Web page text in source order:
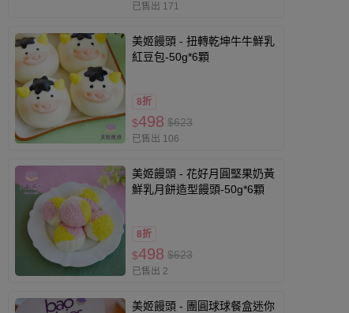
已售出 171
美姬饅頭 - 扭轉乾坤牛牛鮮乳
紅豆包-50g*6顆
8折
$498 $623
已售出 106
美姬饅頭 - 花好月圓堅果奶黃
鮮乳月餅造型饅頭-50g*6顆
8折
$498 $623
已售出 2
美姬饅頭 - 團圓球球餐盒迷你